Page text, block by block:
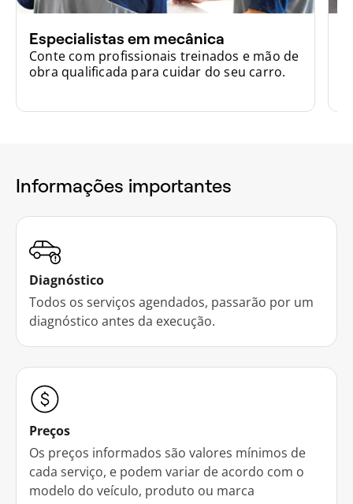
Especialistas em mecânica
Conte com profissionais treinados e mão de
obra qualificada para cuidar do seu carro.
Informações importantes
Diagnóstico
Todos os serviços agendados, passarão por um
diagnóstico antes da execução.
Preços
Os preços informados são valores mínimos de
cada serviço, e podem variar de acordo com o
modelo do veículo, produto ou marca